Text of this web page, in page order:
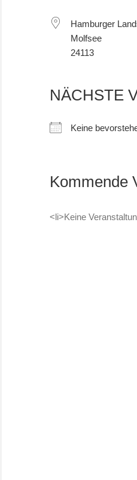
Hamburger
Molfsee
24113
NÄCHSTE
Keine
Kommende
<li>Keine